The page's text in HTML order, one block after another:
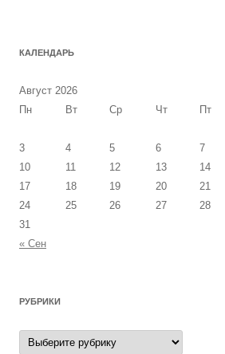
КАЛЕНДАРЬ
Август 2026
Пн
Вт Ср Чт Пт
3
4 5 6 7
10
11 12 13 14
17
18 19 20 21
24
25 26 27 28
31
« Сен
РУБРИКИ
Рубрики